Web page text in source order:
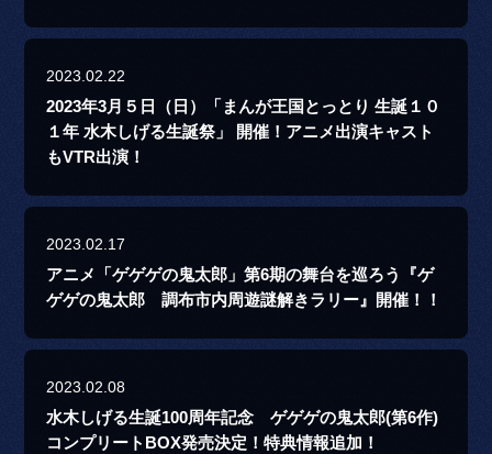
2023.02.22
2023年3月５日（日）「まんが王国とっとり 生誕１０
１年 水木しげる生誕祭」 開催！アニメ出演キャスト
もVTR出演！
2023.02.17
アニメ「ゲゲゲの鬼太郎」第6期の舞台を巡ろう『ゲ
ゲゲの鬼太郎 調布市内周遊謎解きラリー』開催！！
2023.02.08
水木しげる生誕100周年記念 ゲゲゲの鬼太郎(第6作)
コンプリートBOX発売決定！特典情報追加！